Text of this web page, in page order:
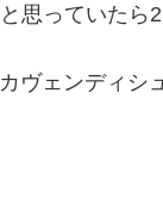
思っていたら2
ヴェンディシ